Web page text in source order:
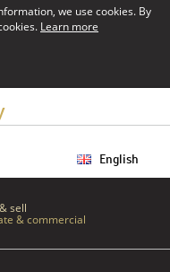
we use cookies. By
Learn more
English
sell
& commercial